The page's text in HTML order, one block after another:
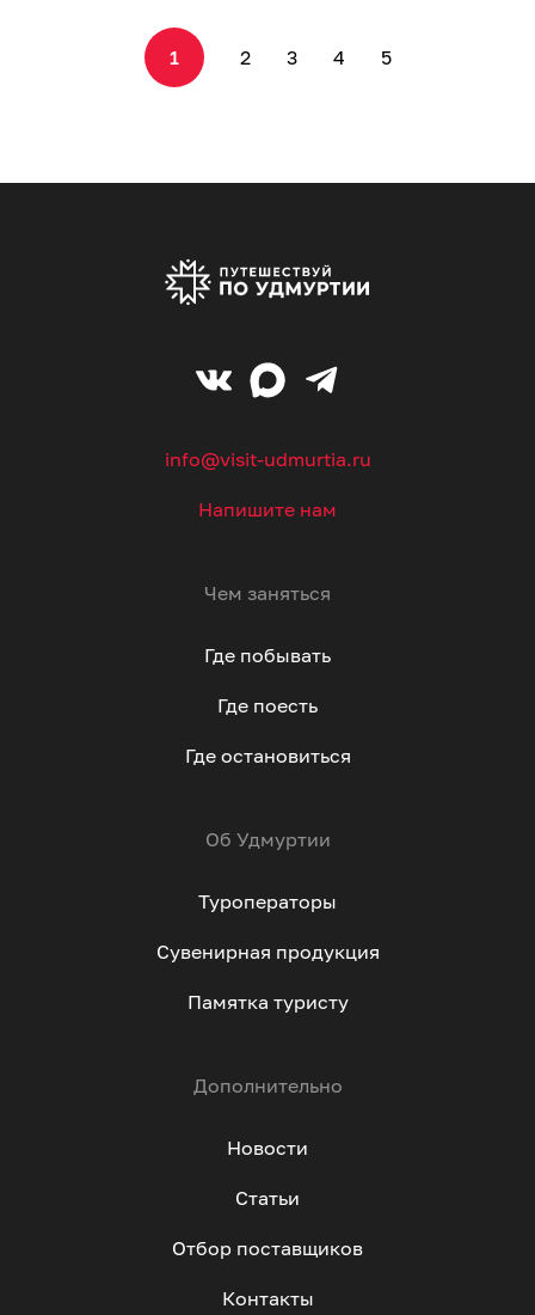
1 2 3 4 5
info@visit-udmurtia.ru
Напишите нам
Чем заняться
Где побывать
Где поесть
Где остановиться
Об Удмуртии
Туроператоры
Сувенирная продукция
Памятка туристу
Дополнительно
Новости
Статьи
Отбор поставщиков
Контакты